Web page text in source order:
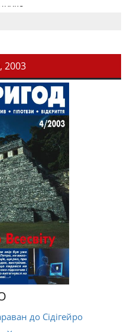
2003
до Сідігейро